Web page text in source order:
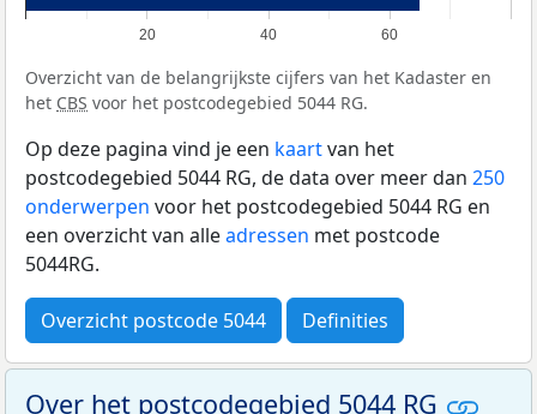
20 40 60
Overzicht van de belangrijkste cijfers van het Kadaster en
het CBS voor het postcodegebied 5044 RG.
Op deze pagina vind je een kaartvan het
postcodegebied 5044 RG, de data over meer dan 250
onderwerpen voor het postcodegebied 5044 RG en
een overzicht van alleadressen met postcode
5044RG.
Overzicht postcode 5044 Definities
Over het postcodegebied 5044 RG